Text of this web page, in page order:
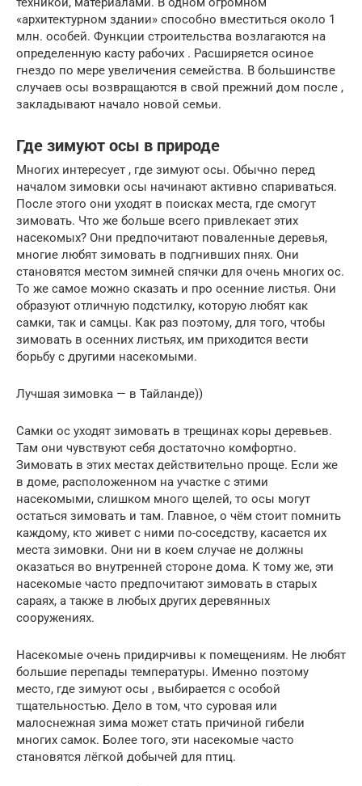
«архитектурном здании» способно вместиться около 1
млн. особей. Функции строительства возлагаются на
определенную касту рабочих . Расширяется осиное
гнездо по мере увеличения семейства. В большинстве
случаев осы возвращаются в свой прежний дом после ,
закладывают начало новой семьи.
Где зимуют осы в природе
Многих интересует , где зимуют осы. Обычно перед
началом зимовки осы начинают активно спариваться.
После этого они уходят в поисках места, где смогут
зимовать. Что же больше всего привлекает этих
насекомых? Они предпочитают поваленные деревья,
многие любят зимовать в подгнивших пнях. Они
становятся местом зимней спячки для очень многих ос.
То же самое можно сказать и про осенние листья. Они
образуют отличную подстилку, которую любят как
самки, так и самцы. Как раз поэтому, для того, чтобы
зимовать в осенних листьях, им приходится вести
борьбу с другими насекомыми.
Лучшая зимовка — в Тайланде))
Самки ос уходят зимовать в трещинах коры деревьев.
Там они чувствуют себя достаточно комфортно.
Зимовать в этих местах действительно проще. Если же
в доме, расположенном на участке с этими
насекомыми, слишком много щелей, то осы могут
остаться зимовать и там. Главное, о чём стоит помнить
каждому, кто живет с ними по-соседству, касается их
места зимовки. Они ни в коем случае не должны
оказаться во внутренней стороне дома. К тому же, эти
насекомые часто предпочитают зимовать в старых
сараях, а также в любых других деревянных
сооружениях.
Насекомые очень придирчивы к помещениям. Не любят
большие перепады температуры. Именно поэтому
место, где зимуют осы , выбирается с особой
тщательностью. Дело в том, что суровая или
малоснежная зима может стать причиной гибели
многих самок. Более того, эти насекомые часто
становятся лёгкой добычей для птиц.